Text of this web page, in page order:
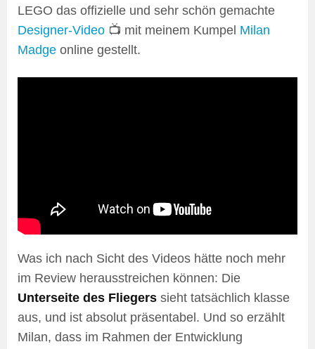
LEGO das offizielle und sehr schön gemachte
Designer-Video 📺 mit meinem Kumpel Milan
Madge online gestellt.
Was ich nach Sicht des Videos hätte noch mehr
im Review herausstreichen können: Die
Unterseite des Fliegers sieht tatsächlich klasse
aus, und ist absolut präsentabel. Und so erzählt
Milan, dass im Rahmen der Entwicklung